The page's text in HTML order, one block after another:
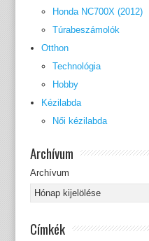
Honda NC700X (2012)
Túrabeszámolók
Otthon
Technológia
Hobby
Kézilabda
Női kézilabda
Archívum
Archívum
Címkék